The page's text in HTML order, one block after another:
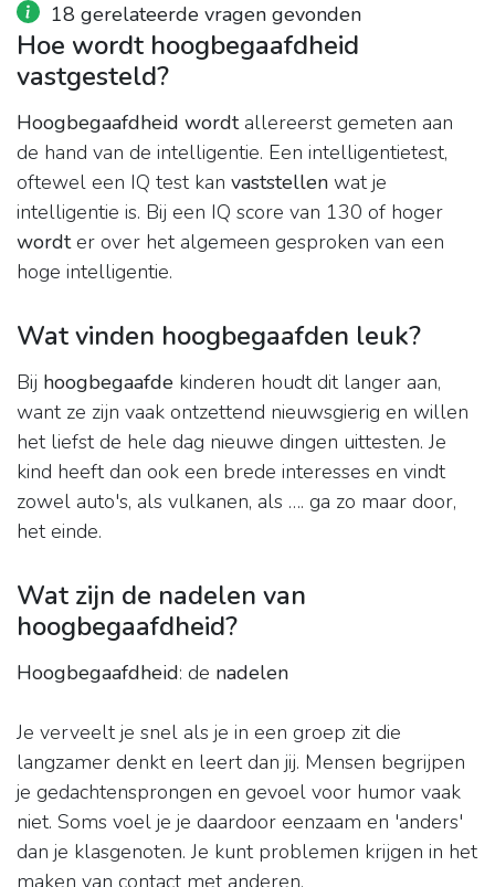
18 gerelateerde vragen gevonden
Hoe wordt hoogbegaafdheid
vastgesteld?
Hoogbegaafdheid wordtallereerst gemeten aan
de hand van de intelligentie. Een intelligentietest,
oftewel een IQ test kan vaststellen wat je
intelligentie is. Bij een IQ score van 130 of hoger
wordter over het algemeen gesproken van een
hoge intelligentie.
Wat vinden hoogbegaafden leuk?
Bij hoogbegaafde kinderen houdt dit langer aan,
want ze zijn vaak ontzettend nieuwsgierig en willen
het liefst de hele dag nieuwe dingen uittesten. Je
kind heeft dan ook een brede interesses en vindt
zowel auto's, als vulkanen, als …. ga zo maar door,
het einde.
Wat zijn de nadelen van
hoogbegaafdheid?
Hoogbegaafdheid: de nadelen
Je verveelt je snel als je in een groep zit die
langzamer denkt en leert dan jij. Mensen begrijpen
je gedachtensprongen en gevoel voor humor vaak
niet. Soms voel je je daardoor eenzaam en 'anders'
dan je klasgenoten. Je kunt problemen krijgen in het
maken van contact met anderen.